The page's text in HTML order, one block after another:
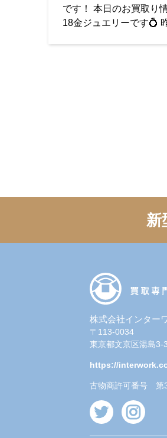
です！ 本日のお買取り
18金ジュエリーです💍
新
株式会社インター
〒113-0034
東京都文京区湯島3-
https://
古物商許可番号 第